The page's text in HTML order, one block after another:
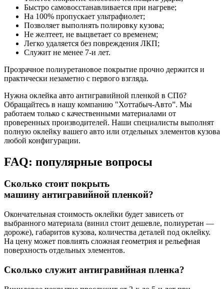
Быстро самовосстанавливается при нагреве;
На 100% пропускает ультрафиолет;
Позволяет выполнять полировку кузова;
Не желтеет, не выцветает со временем;
Легко удаляется без повреждения ЛКП;
Служит не менее 7-и лет.
Прозрачное полиуретановое покрытие прочно держится и
практически незаметно с первого взгляда.
Нужна оклейка авто антигравийной пленкой в СПб?
Обращайтесь в нашу компанию "Хоттабыч-Авто”. Мы
работаем только с качественными материалами от
проверенных производителей. Наши специалисты выполнят
полную оклейку вашего авто или отдельных элементов кузова
любой конфигурации.
FAQ: популярные вопросы
Сколько стоит покрыть
машину антигравийной пленкой?
Окончательная стоимость оклейки будет зависеть от
выбранного материала (винил стоит дешевле, полиуретан —
дороже), габаритов кузова, количества деталей под оклейку.
На цену может повлиять сложная геометрия и рельефная
поверхность отдельных элементов.
Сколько служит антигравийная пленка?